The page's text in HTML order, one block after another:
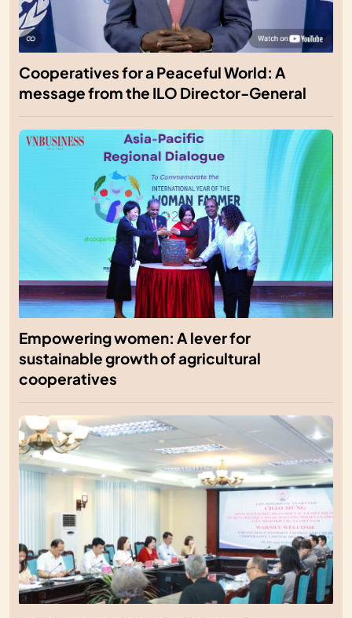
Cooperatives for a Peaceful World: A
message from the ILO Director-General
Empowering women: A lever for
sustainable growth of agricultural
cooperatives